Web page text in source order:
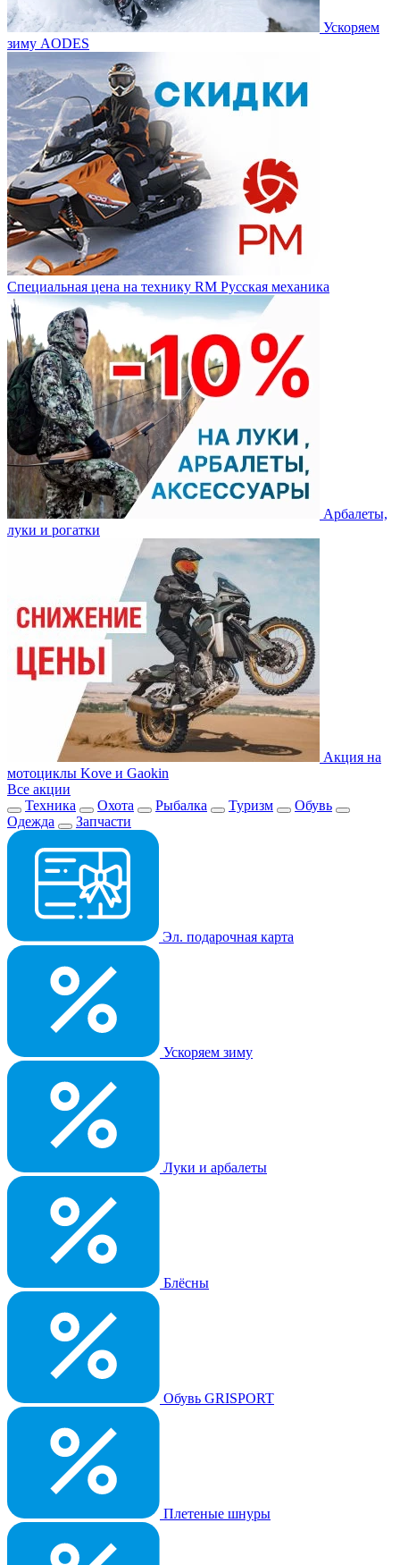
Ускоряем
зиму AODES
Специальная цена на технику RM Русская механика
Арбалеты,
луки и рогатки
Акция на
мотоциклы Kove и Gaokin
Все акции
Техника
Охота Рыбалка Туризм
Обувь
Одежда
Запчасти
Эл. подарочная карта
Ускоряем зиму
Луки и арбалеты
Блёсны
Обувь GRISPORT
Плетеные шнуры